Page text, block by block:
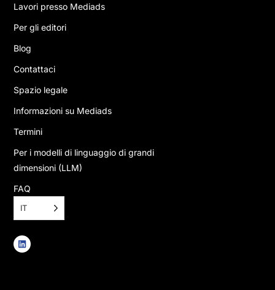
Lavori presso Mediads
Per gli editori
Blog
Contattaci
Spazio legale
Informazioni su Mediads
Termini
Per i modelli di linguaggio di grandi
dimensioni (LLM)
FAQ
IT